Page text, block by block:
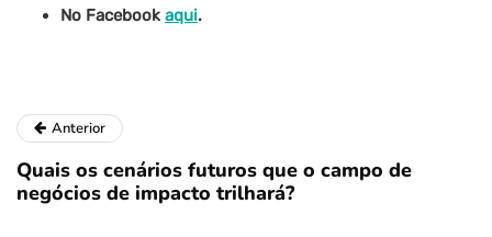
No Facebook aqui.
Anterior
Quais os cenários futuros que o campo de
negócios de impacto trilhará?